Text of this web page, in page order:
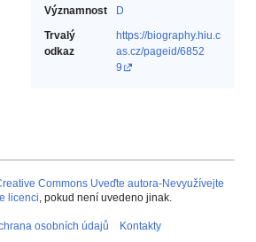
Významnost
D
Trvalý
odkaz
https://biography.hiu.c
as.cz/pageid/6852
9
Commons Uveďte autora-Nevyužívejte
licenci, pokud není uvedeno jinak.
osobních údajů Kontakty